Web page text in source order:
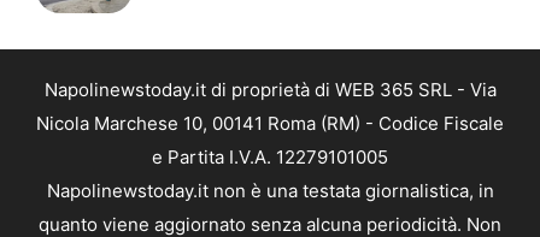
Napolinewstoday.it di proprietà di WEB 365 SRL - Via
Nicola Marchese 10, 00141 Roma (RM) - Codice Fiscale
e Partita I.V.A. 12279101005
Napolinewstoday.it non è una testata giornalistica, in
quanto viene aggiornato senza alcuna periodicità. Non